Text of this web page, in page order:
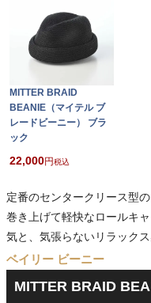
MITTER BRAID
BEANIE（マイテル ブ
レードビーニー） ブラ
ック
22,000 税込
定番のセンタークリース型
巻き上げて軽快なロールキ
気と、気張らないリラックス
ベイリー ビーニー
MITTER BRAID